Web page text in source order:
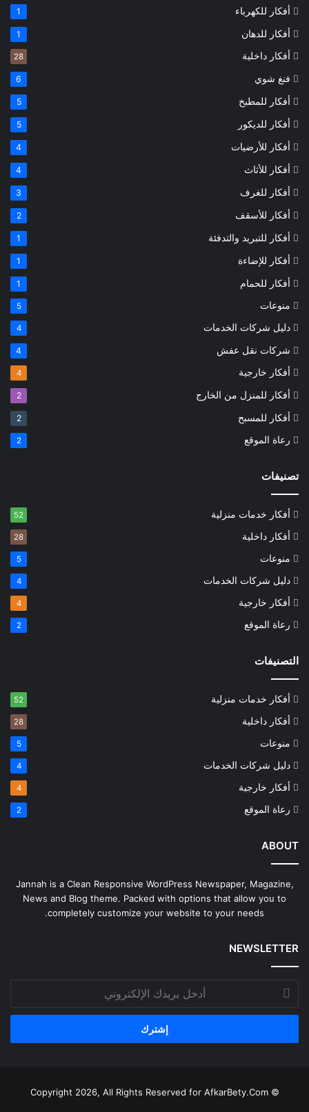
أفكار للكهرباء 1
أفكار للدهان 1
أفكار داخلية 28
فنغ شوي 6
أفكار للمطبخ 5
أفكار للديكور 5
أفكار للأرضيات 4
أفكار للأثاث 4
أفكار للغرف 3
أفكار للأسقف 2
أفكار للتبريد والتدفئة 1
أفكار للإضاءة 1
أفكار للحمام 1
منوعات 5
دليل شركات الخدمات 4
شركات نقل عفش 4
أفكار خارجية 4
أفكار للمنزل من الخارج 2
أفكار للمسبح 2
رعاة الموقع 2
تصنيفات
أفكار خدمات منزلية 52
أفكار داخلية 28
منوعات 5
دليل شركات الخدمات 4
أفكار خارجية 4
رعاة الموقع 2
التصنيفات
أفكار خدمات منزلية 52
أفكار داخلية 28
منوعات 5
دليل شركات الخدمات 4
أفكار خارجية 4
رعاة الموقع 2
ABOUT
Jannah is a Clean Responsive WordPress Newspaper, Magazine,
News and Blog theme. Packed with options that allow you to
completely customize your website to your needs.
NEWSLETTER
أدخل
بريدك
الإلكتروني
© Copyright 2026, All Rights Reserved for
AfkarBety.Com